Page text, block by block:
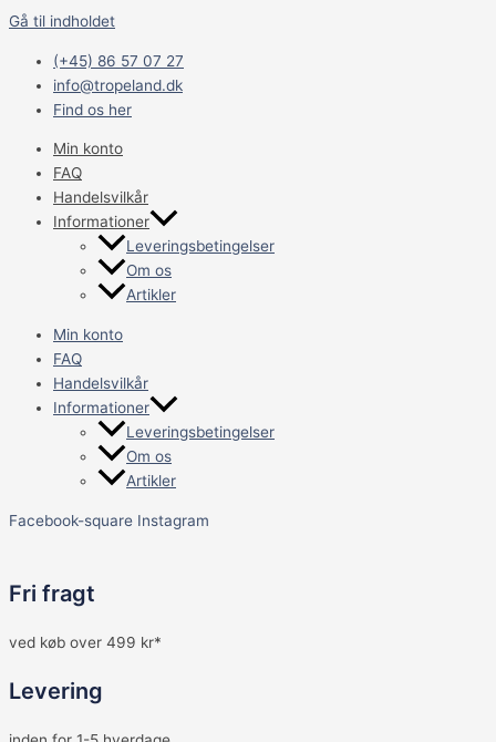
Gå til indholdet
(+45) 86 57 07 27
info@tropeland.dk
Find os her
Min konto
FAQ
Handelsvilkår
Informationer
Leveringsbetingelser
Om os
Artikler
Min konto
FAQ
Handelsvilkår
Informationer
Leveringsbetingelser
Om os
Artikler
Facebook-square Instagram
Fri fragt
ved køb over 499 kr*
Levering